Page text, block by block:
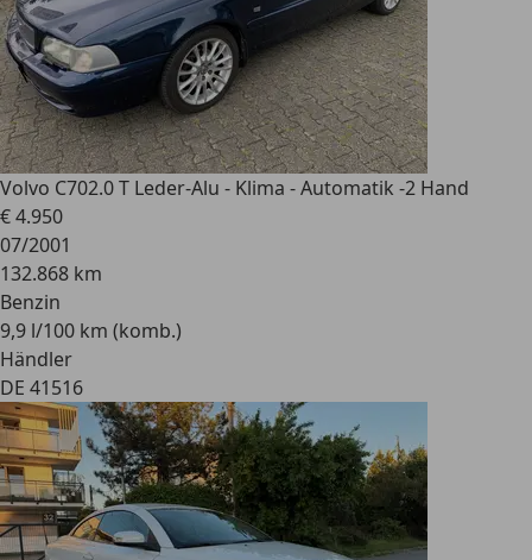
Volvo C702.0 T Leder-Alu - Klima - Automatik -2 Hand
€ 4.950
07/2001
132.868 km
Benzin
9,9 l/100 km (komb.)
Händler
DE 41516